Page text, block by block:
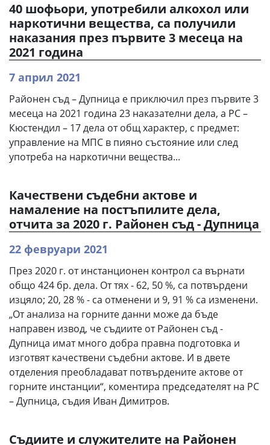
40 шофьори, употребили алкохол или
наркотични вещества, са получили
наказания през първите 3 месеца на
2021 година
7 април 2021
Районен съд – Дупница е приключил през първите 3
месеца на 2021 година 23 наказателни дела, а РС –
Кюстендил – 17 дела от общ характер, с предмет:
управление на МПС в пияно състояние или след
употреба на наркотични вещества...
Качествени съдебни актове и
намаление на постъпилите дела,
отчита за 2020 г. Районен съд - Дупница
22 февруари 2021
През 2020 г. от инстанционен контрол са върнати
общо 424 бр. дела. От тях - 62, 50 %, са потвърдени
изцяло; 20, 28 % - са отменени и 9, 91 % са изменени.
„От анализа на горните данни може да бъде
направен извод, че съдиите от Районен съд -
Дупница имат много добра правна подготовка и
изготвят качествени съдебни актове. И в двете
отделения преобладават потвърдените актове от
горните инстанции“, коментира председателят на РС
– Дупница, съдия Иван Димитров.
Съдиите и служителите на Районен